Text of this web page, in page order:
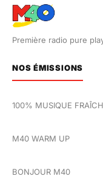
Première radio pure
NOS ÉMISSIONS
100% MUSIQUE
M40 WARM UP
BONJOUR M40